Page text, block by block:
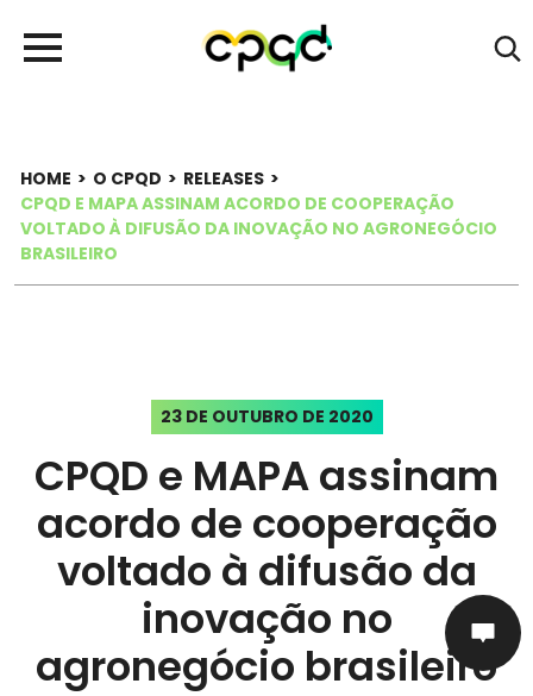
HOME > O CPQD > RELEASES >
CPQD E MAPA ASSINAM ACORDO DE COOPERAÇÃO
VOLTADO À DIFUSÃO DA INOVAÇÃO NO AGRONEGÓCIO
BRASILEIRO
23 DE OUTUBRO DE 2020
CPQD e MAPA assinam
acordo de cooperação
voltado à difusão da
inovação no
agronegócio brasileiro